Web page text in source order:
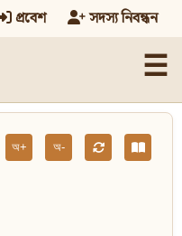
প্রবেশ সদস্য নিবন্ধন
☰
অ+ অ-